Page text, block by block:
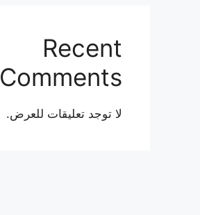
Recent
Comments
لا توجد تعليقات للعرض.